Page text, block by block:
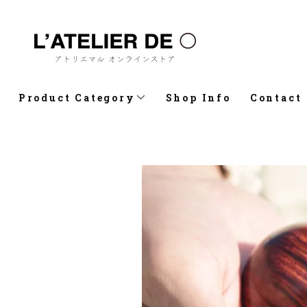
Product Category Shop Info Contact